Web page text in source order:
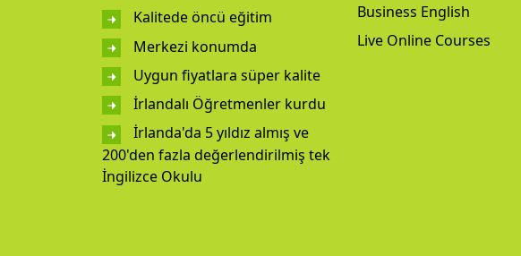
Kalitede öncü eğitim
Merkezi konumda
Uygun fiyatlara süper kalite
İrlandalı Öğretmenler kurdu
İrlanda'da 5 yıldız almış ve
200'den fazla değerlendirilmiş tek
İngilizce Okulu
Business English
Live Online Courses